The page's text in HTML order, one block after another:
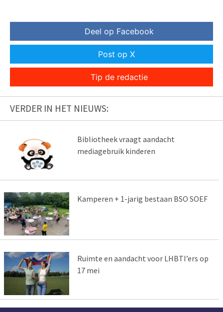
Deel op Facebook
Post op X
Tip de redactie
VERDER IN HET NIEUWS:
Bibliotheek vraagt aandacht
mediagebruik kinderen
Kamperen + 1-jarig bestaan BSO SOEF
Ruimte en aandacht voor LHBTI’ers op
17 mei